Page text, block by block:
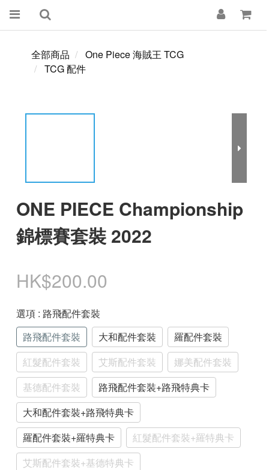
全部商品
One Piece 海賊王 TCG
TCG 配件
ONE PIECE Championship
錦標賽套裝 2022
HK$200.00
選項 : 路飛配件套裝
路飛配件套裝
大和配件套裝
羅配件套裝
紅髮配件套裝
艾斯配件套裝
娜美配件套裝
基德配件套裝
路飛配件套裝+路飛特典卡
大和配件套裝+路飛特典卡
羅配件套裝+羅特典卡
紅髮配件套裝+羅特典卡
艾斯配件套裝+基德特典卡